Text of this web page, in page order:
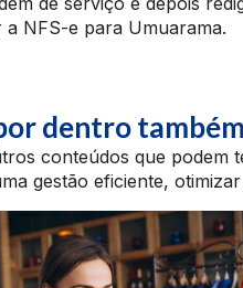
a NFS-e para Umuarama.
dentro também
conteúdos que podem
gestão eficiente,